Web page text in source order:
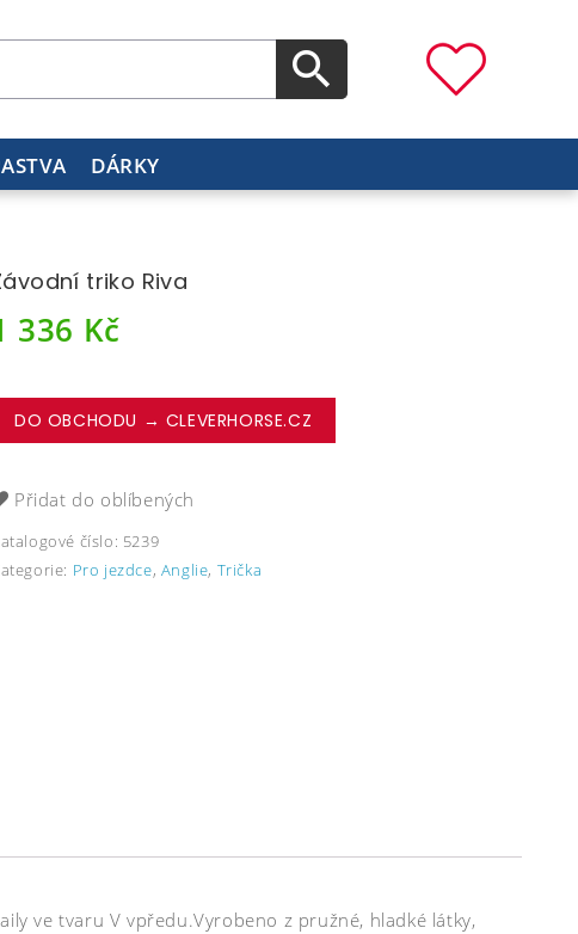
DÁRKY
triko Riva
336 Kč
DO OBCHODU → CLEVERHORSE.CZ
Přidat do oblíbených
číslo: 5239
Pro jezdce, Anglie, Trička
ve tvaru V vpředu.Vyrobeno z pružné, hladké látky,